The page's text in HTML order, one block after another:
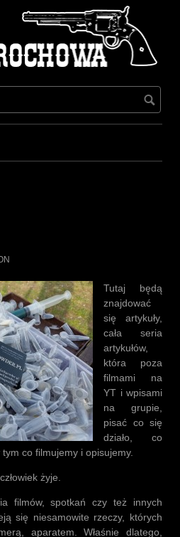
Tutaj będą
znajdować
się artykuły,
cała seria
artykułów,
która poza
filmami na
YT i wpisami
na grupie,
pisać co się
działo, co
co filmujemy i opisujemy.
żyje.
filmów, spotkań czy też innych
się niesamowite rzeczy, których
aparatem. Właśnie dlatego,